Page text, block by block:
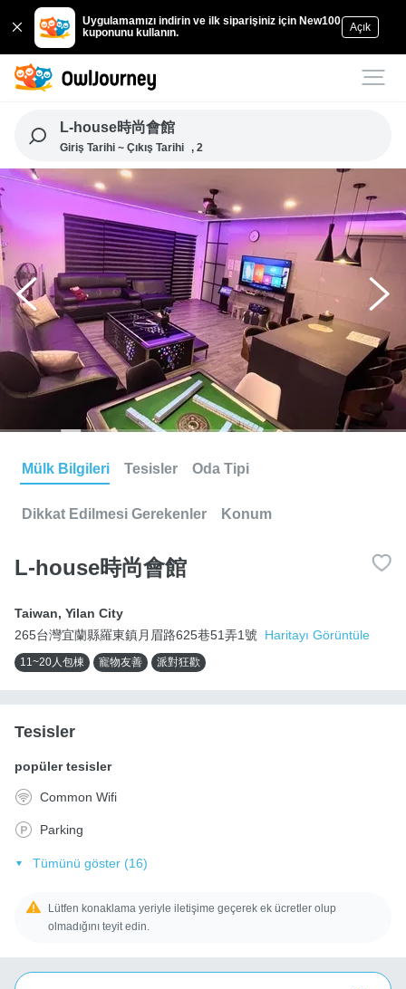
Uygulamamızı indirin ve ilk siparişiniz için New100
kuponunu kullanın.
Açık
L-house時尚會館
Giriş Tarihi ~ Çıkış Tarihi , 2
Mülk Bilgileri Tesisler Oda Tipi
Dikkat Edilmesi Gerekenler Konum
L-house時尚會館
Taiwan, Yilan City
265台灣宜蘭縣羅東鎮月眉路625巷51弄1號
Haritayı Görüntüle
11~20人包棟 寵物友善 派對狂歡
Tesisler
popüler tesisler
Common Wifi
Parking
Tümünü göster (16)
Lütfen konaklama yeriyle iletişime geçerek ek ücretler olup
olmadığını teyit edin.